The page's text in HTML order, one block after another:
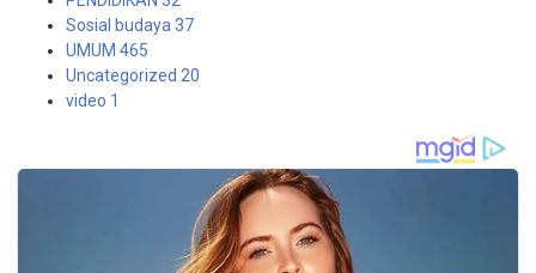
Sosial budaya 37
UMUM 465
Uncategorized 20
video 1